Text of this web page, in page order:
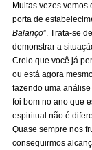
Muitas vezes
porta de
Balanço”. Trata-se
demonstrar a
Creio que você já
ou está agora
fazendo uma
foi bom no ano que
espiritual não é
Quase sempre nos
conseguirmos